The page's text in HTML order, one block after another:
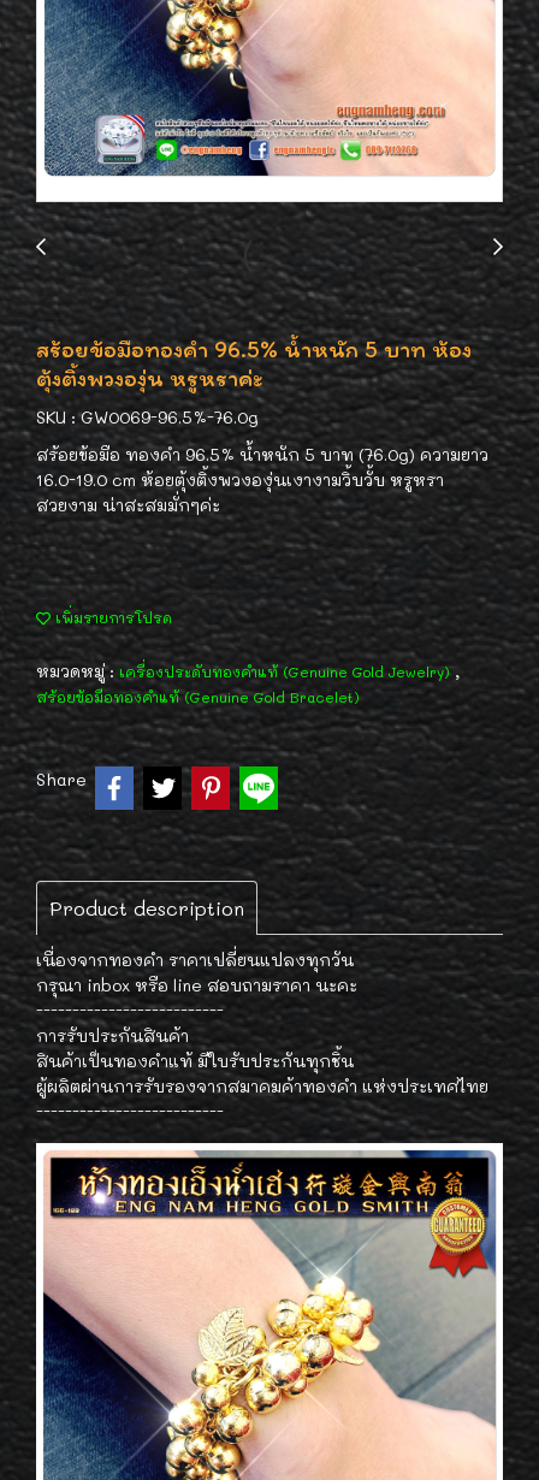
สร้อยข้อมือทองคำ 96.5% น้ำหนัก 5 บาท ห้อง
ตุ้งติ้งพวงองุ่น หรูหราค่ะ
SKU : GW0069-96.5%-76.0g
สร้อยข้อมือ ทองคำ 96.5% น้ำหนัก 5 บาท (76.0g) ความยาว
16.0-19.0 cm ห้อยตุ้งติ้งพวงองุ่นเงางามวิ้บวั้บ หรูหรา
สวยงาม น่าสะสมมั่กๆค่ะ
เพิ่มรายการโปรด
หมวดหมู่ : เครื่องประดับทองคำแท้ (Genuine Gold Jewelry),
สร้อยข้อมือทองคำแท้ (Genuine Gold Bracelet)
Share
Product description
เนื่องจากทองคำ ราคาเปลี่ยนแปลงทุกวัน
กรุณา inbox หรือ line สอบถามราคา นะคะ
--------------------------
การรับประกันสินค้า
สินค้าเป็นทองคำแท้ มีใบรับประกันทุกชิ้น
ผู้ผลิตผ่านการรับรองจากสมาคมค้าทองคำ แห่งประเทศไทย
--------------------------